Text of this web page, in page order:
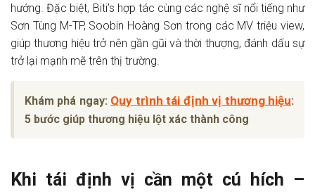
hướng. Đặc biệt, Biti’s hợp tác cùng các nghệ sĩ nổi tiếng như
Sơn Tùng M-TP, Soobin Hoàng Sơn trong các MV triệu view,
giúp thương hiệu trở nên gần gũi và thời thượng, đánh dấu sự
trở lại mạnh mẽ trên thị trường.
Khám phá ngay: Quy trình tái định vị thương hiệu:
5 bước giúp thương hiệu lột xác thành công
Khi tái định vị cần một cú hích –